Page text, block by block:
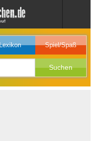
Spiel/Spaß